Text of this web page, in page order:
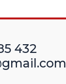
432